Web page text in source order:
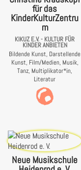
für das
KinderKulturZentru
m
KIKUZ E.V. - KULTUR FÜR
KINDER ANBIETEN
Bildende Kunst, Darstellende
Kunst, Film/Medien, Musik,
Tanz, Multiplikator*in,
Literatur
Neue Musikschule